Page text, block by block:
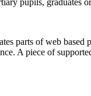
pupils, graduates
parts of web
A piece of